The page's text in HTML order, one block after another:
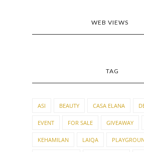
WEB VIEWS
TAG
ASI BEAUTY CASA ELANA
EVENT FOR SALE GIVEAWAY
KEHAMILAN LAIQA